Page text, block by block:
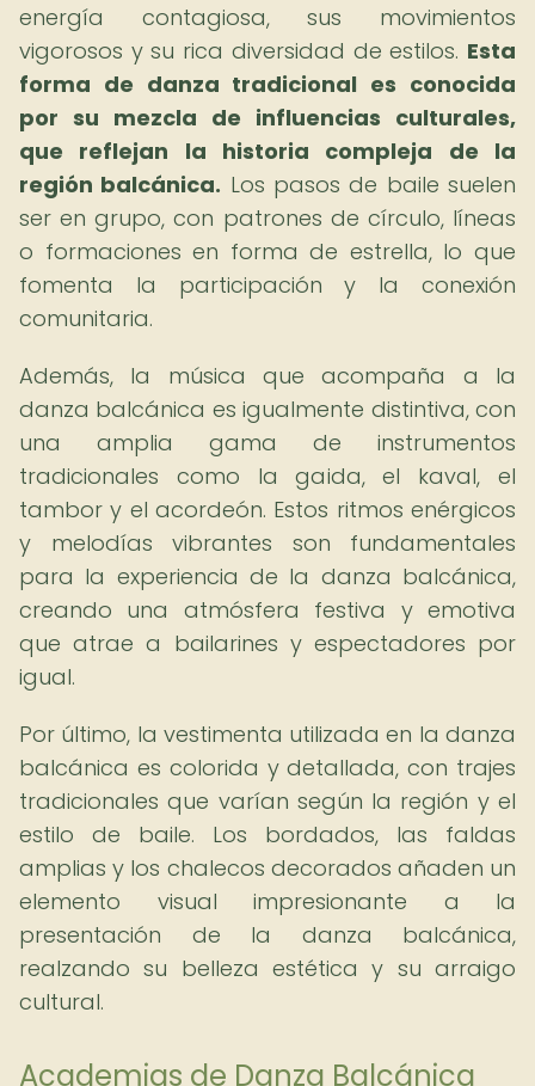
energía contagiosa, sus movimientos
vigorosos y su rica diversidad de estilos. Esta
forma de danza tradicional es conocida
por su mezcla de influencias culturales,
que reflejan la historia compleja de la
región balcánica. Los pasos de baile suelen
ser en grupo, con patrones de círculo, líneas
o formaciones en forma de estrella, lo que
fomenta la participación y la conexión
comunitaria.
Además, la música que acompaña a la
danza balcánica es igualmente distintiva, con
una amplia gama de instrumentos
tradicionales como la gaida, el kaval, el
tambor y el acordeón. Estos ritmos enérgicos
y melodías vibrantes son fundamentales
para la experiencia de la danza balcánica,
creando una atmósfera festiva y emotiva
que atrae a bailarines y espectadores por
igual.
Por último, la vestimenta utilizada en la danza
balcánica es colorida y detallada, con trajes
tradicionales que varían según la región y el
estilo de baile. Los bordados, las faldas
amplias y los chalecos decorados añaden un
elemento visual impresionante a la
presentación de la danza balcánica,
realzando su belleza estética y su arraigo
cultural.
Academias de Danza Balcánica